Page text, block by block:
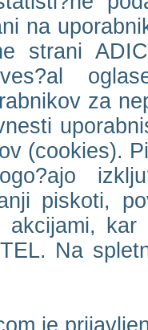
na
strani
za
(cookies).
piskoti,
akcijami,
Na
je